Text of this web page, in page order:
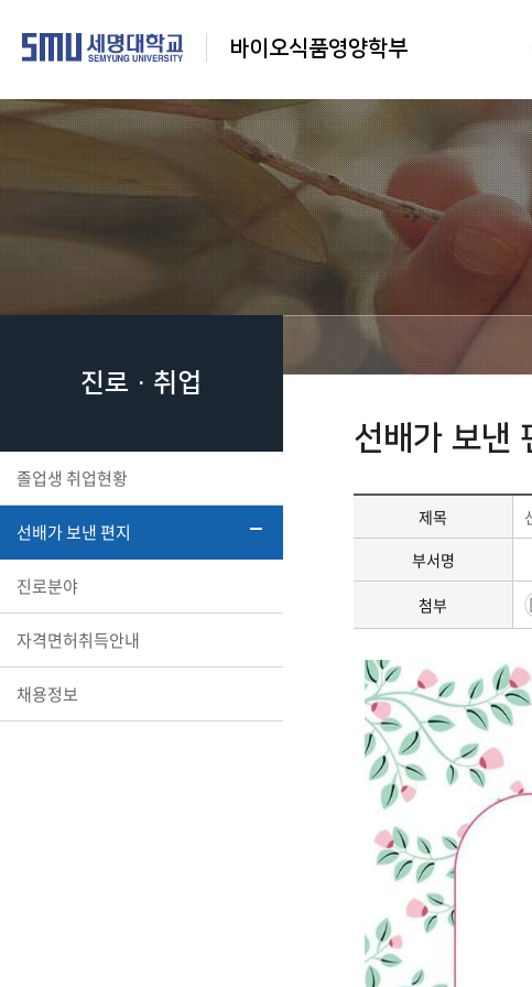
바이오식품영양학부
진로·취업
졸업생 취업현황
선배가 보낸 편지
진로분야
자격면허취득안내
채용정보
선배가 보낸
제목
부서명
첨부